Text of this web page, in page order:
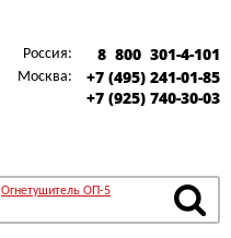
Россия: 8 800 301-4-101
Москва:
+7 (495) 241-01-85
+7 (925) 740-30-03
Огнетушитель ОП-5